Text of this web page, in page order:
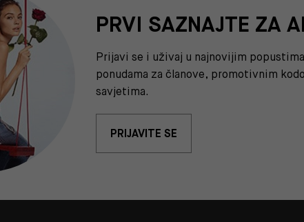
PRVI SAZNAJTE ZA
Prijavi se i uživaj u najnovijim
ponudama za članove, promotivnim
savjetima.
PRIJAVITE SE